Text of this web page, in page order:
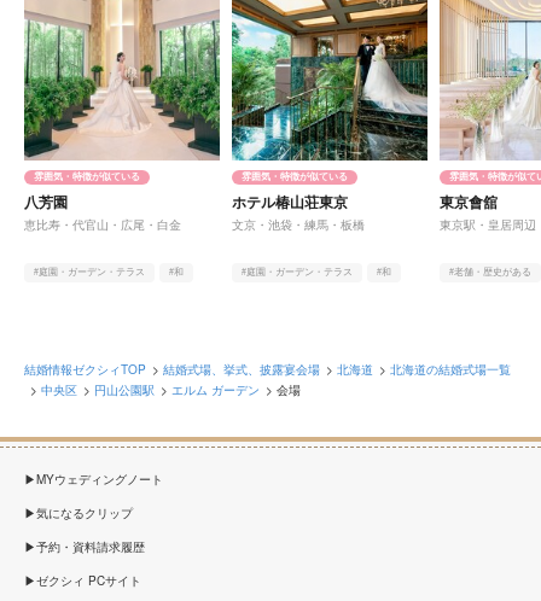
雰囲気・特徴が似ている
八芳園
恵比寿・代官山・広尾・白金
#庭園・ガーデン・テラス
#和
雰囲気・特徴が似ている
ホテル椿山荘東京
文京・池袋・練馬・板橋
#庭園・ガーデン・テラス
#和
雰囲気・特徴が似て
東京會舘
東京駅・皇居周辺
#老舗・歴史がある
結婚情報ゼクシィTOP 結婚式場、挙式、披露宴会場 北海道
北海道の結婚式場一覧
中央区
円山公園駅 エルム ガーデン 会場
MYウェディングノート
気になるクリップ
予約・資料請求履歴
ゼクシィ PCサイト